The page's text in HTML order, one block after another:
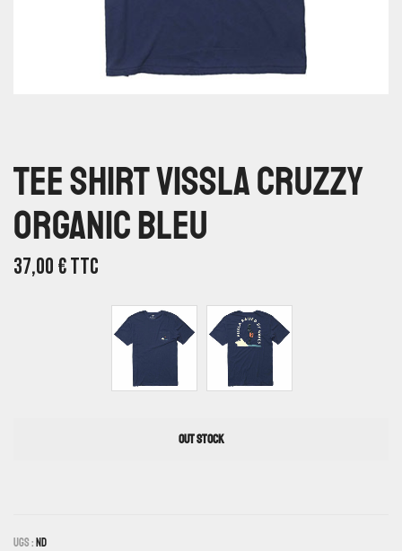
Tee Shirt Vissla Cruzzy
Organic Bleu
37,00€TTC
OUT STOCK
UGS : ND